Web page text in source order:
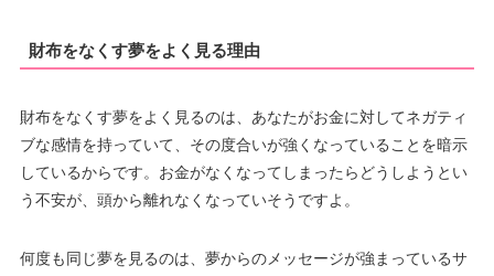
財布をなくす夢をよく見る理由
財布をなくす夢をよく見るのは、あなたがお金に対してネガティ
ブな感情を持っていて、その度合いが強くなっていることを暗示
しているからです。お金がなくなってしまったらどうしようとい
う不安が、頭から離れなくなっていそうですよ。
何度も同じ夢を見るのは、夢からのメッセージが強まっているサ